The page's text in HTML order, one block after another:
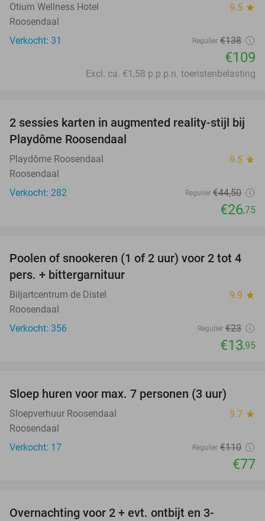
Otium Wellness Hotel 9.5 star
Roosendaal
Verkocht: 31
Regulier €138
€109
Excl. ca. €1,58 p.p.p.n. toeristenbelasting
40%
2 sessies karten in augmented reality-stijl bij
Playdôme Roosendaal
Playdôme Roosendaal 9.5 star
Roosendaal
Verkocht: 282
Regulier €44,50
€26,75
39%
Poolen of snookeren (1 of 2 uur) voor 2 tot 4
pers. + bittergarnituur
Biljartcentrum de Distel 9.9 star
Roosendaal
Verkocht: 356
Regulier €23
€13,95
Sloep huren voor max. 7 personen (3 uur)
Sloepverhuur Roosendaal 9.7 star
Roosendaal
Verkocht: 17
Regulier €110
€77
Overnachting voor 2 + evt. ontbijt en 3-